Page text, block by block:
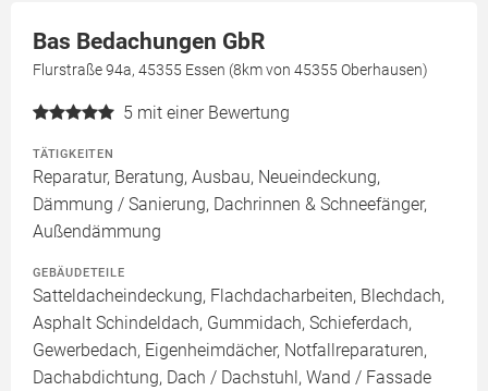
Bas Bedachungen GbR
Flurstraße 94a, 45355 Essen (8km von 45355 Oberhausen)
5 mit einer Bewertung
TÄTIGKEITEN
Reparatur, Beratung, Ausbau, Neueindeckung,
Dämmung / Sanierung, Dachrinnen & Schneefänger,
Außendämmung
GEBÄUDETEILE
Satteldacheindeckung, Flachdacharbeiten, Blechdach,
Asphalt Schindeldach, Gummidach, Schieferdach,
Gewerbedach, Eigenheimdächer, Notfallreparaturen,
Dachabdichtung, Dach / Dachstuhl, Wand / Fassade